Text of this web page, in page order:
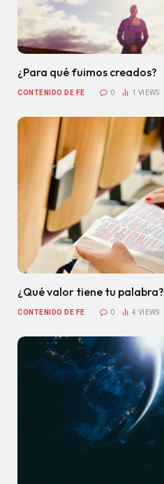
¿Para qué fuimos creados?
CONTENIDO DE FE 0 1VIEWS
¿Qué valor tiene tu palabra?
CONTENIDO DE FE 0 4VIEWS